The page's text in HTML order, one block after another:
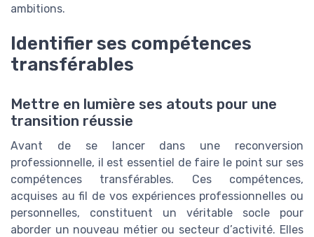
ambitions.
Identifier ses compétences
transférables
Mettre en lumière ses atouts pour une
transition réussie
Avant de se lancer dans une reconversion
professionnelle, il est essentiel de faire le point sur ses
compétences transférables. Ces compétences,
acquises au fil de vos expériences professionnelles ou
personnelles, constituent un véritable socle pour
aborder un nouveau métier ou secteur d’activité. Elles